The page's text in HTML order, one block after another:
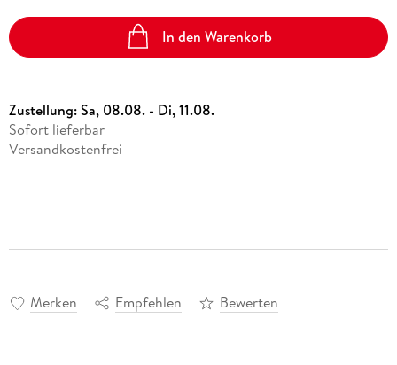
In den Warenkorb
Zustellung:Sa, 08.08. - Di, 11.08.
Sofort lieferbar
Versandkostenfrei
Merken Empfehlen Bewerten